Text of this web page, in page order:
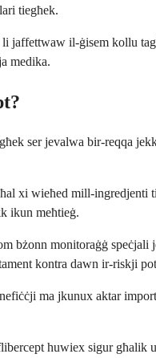
tiegħek.
jaffettwaw il-ġisem kollu
medika.
ser jevalwa bir-reqqa
xi wieħed mill-
ikun meħtieġ.
bżonn monitoraġġ
kontra dawn ir-riskji
ma jkunux aktar
huwiex sigur